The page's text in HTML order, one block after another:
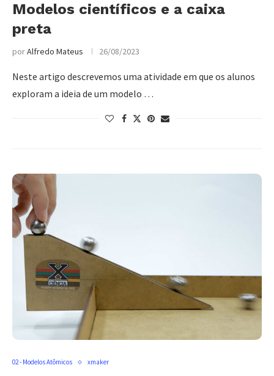
Modelos científicos e a caixa
preta
porAlfredo Mateus 26/08/2023
Neste artigo descrevemos uma atividade em que os alunos
exploram a ideia de um modelo …
02 - Modelos Atômicos xmaker